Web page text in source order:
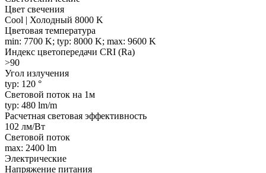
Цвет свечения
Cool | Холодный 8000 K
Цветовая температура
min: 7700 K; typ: 8000 K; max: 9600 K
Индекс цветопередачи CRI (Ra)
>90
Угол излучения
typ: 120 °
Световой поток на 1м
typ: 480 lm/m
Расчетная световая эффективность
102 лм/Вт
Световой поток
max: 2400 lm
Электрические
Напряжение питания